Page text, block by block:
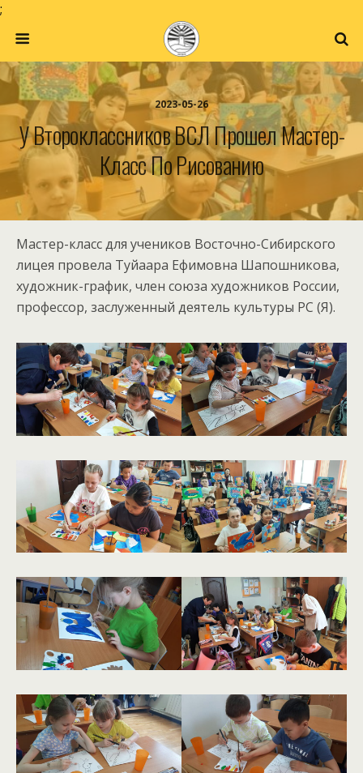
;
2023-05-26
У Второклассников ВСЛ Прошел Мастер-
Класс По Рисованию
Мастер-класс для учеников Восточно-Сибирского
лицея провела Туйаара Ефимовна Шапошникова,
художник-график, член союза художников России,
профессор, заслуженный деятель культуры РС (Я).